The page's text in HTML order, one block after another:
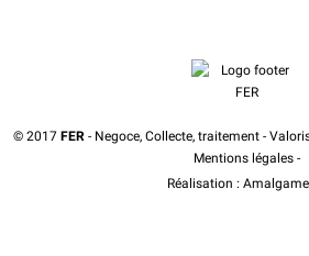
© 2017 FER - Negoce, Collecte, traitement -
Mentions légales-
Réalisation : Amalgame